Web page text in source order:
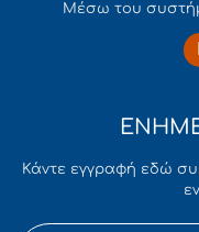
Mέσω του
Κάντε εγγραφή εδώ